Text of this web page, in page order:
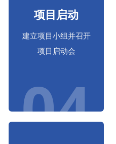
项目启动
建立项目小组并召开
项目启动会
04